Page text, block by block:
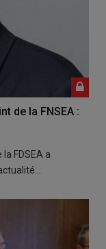
de la FNSEA :
FDSEA a